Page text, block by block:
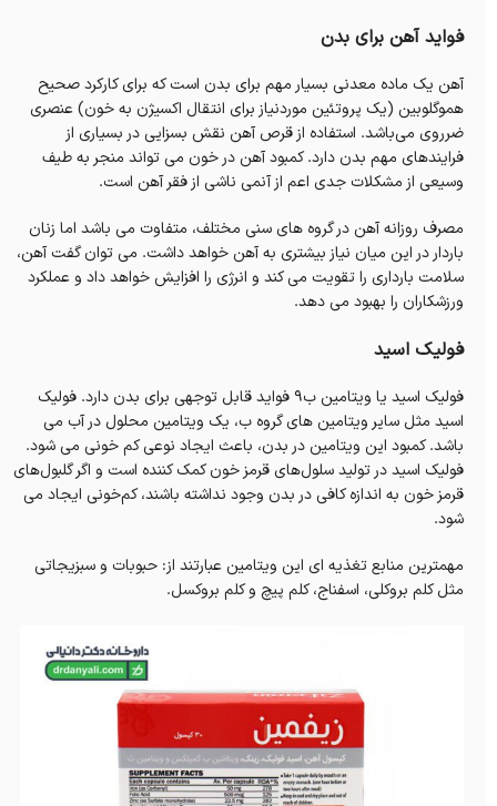
فواید آهن برای بدن
آهن یک ماده معدنی بسیار مهم برای بدن است که برای کارکرد صحیح
هموگلوبین (یک پروتئین موردنیاز برای انتقال اکسیژن به خون) عنصری
ضرروی می‌باشد. استفاده از قرص آهن نقش بسزایی در بسیاری از
فرایندهای مهم بدن دارد. کمبود آهن در خون می تواند منجر به طیف
وسیعی از مشکلات جدی اعم از آنمی ناشی از فقر آهن است.
مصرف روزانه آهن در گروه های سنی مختلف، متفاوت می باشد اما زنان
باردار در این میان نیاز بیشتری به آهن خواهد داشت. می توان گفت آهن،
سلامت بارداری را تقویت می کند و انرژی را افزایش خواهد داد و عملکرد
ورزشکاران را بهبود می دهد.
فولیک اسید
فولیک اسید یا ویتامین ب9 فواید قابل توجهی برای بدن دارد. فولیک
اسید مثل سایر ویتامین های گروه ب، یک ویتامین محلول در آب می
باشد. کمبود این ویتامین در بدن، باعث ایجاد نوعی کم خونی می شود.
فولیک اسید در تولید سلول‌های قرمز خون کمک کننده است و اگر گلبول‌های
قرمز خون به اندازه کافی در بدن وجود نداشته باشند، کم‌خونی ایجاد می
شود.
مهمترین منابع تغذیه ای این ویتامین عبارتند از: حبوبات و سبزیجاتی
مثل کلم بروکلی، اسفناج، کلم پیچ و کلم بروکسل.